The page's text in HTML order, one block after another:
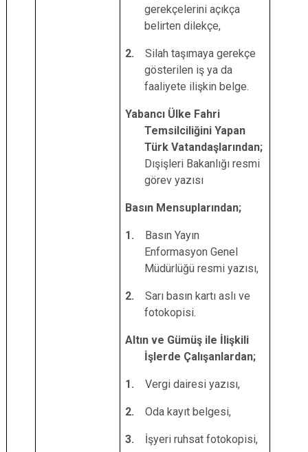
gerekçelerini açıkça
belirten dilekçe,
2. Silah taşımaya gerekçe
gösterilen iş ya da
faaliyete ilişkin belge.
Yabancı Ülke Fahri
Temsilciliğini Yapan
Türk Vatandaşlarından;
Dışişleri Bakanlığı resmi
görev yazısı
Basın Mensuplarından;
1. Basın Yayın
Enformasyon Genel
Müdürlüğü resmi yazısı,
2. Sarı basın kartı aslı ve
fotokopisi.
Altın ve Gümüş ile İlişkili
İşlerde Çalışanlardan;
1. Vergi dairesi yazısı,
2. Oda kayıt belgesi,
3. İşyeri ruhsat fotokopisi,